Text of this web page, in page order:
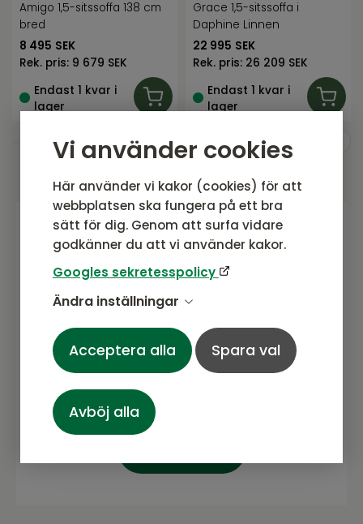
Vi använder cookies
Här använder vi kakor (cookies) för att
webbplatsen ska fungera på ett bra
sätt för dig. Genom att surfa vidare
godkänner du att vi använder kakor.
Googles sekretesspolicy
Ändra inställningar
Acceptera alla Spara val
Avböj alla
Amigo 1,5-sitssoffa 138 cm
bred
8 495 SEK
Rek. pris: 9 679 SEK
Endast 1 kvar i
lager
Grace 1,5-sitssoffa i
Daphine Linnen
22 995 SEK
Rek. pris: 26 209 SEK
Endast 1 kvar i
lager
Gå med i vårt nyhetsbrev
Prenumerera gärna på vårt nyhetsbrev.
Här kommer vi dela senaste nytt om
produkter, erbjudanden och annat
spännande.